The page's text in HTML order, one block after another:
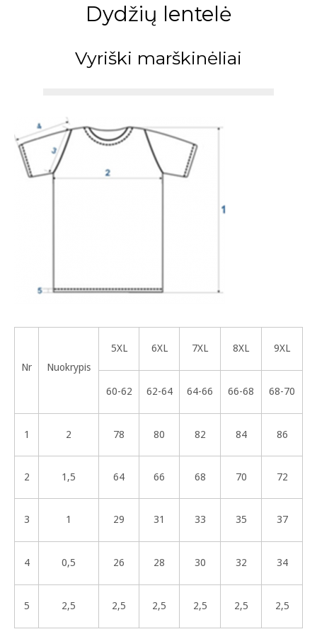
Dydžių lentelė
Vyriški marškinėliai
Nr Nuokrypis
5XL 6XL 7XL 8XL 9XL
60-62 62-64 64-66 66-68 68-70
1 2 78 80 82 84 86
2 1,5 64 66 68 70 72
3 1 29 31 33 35 37
4 0,5 26 28 30 32 34
5 2,5 2,5 2,5 2,5 2,5 2,5